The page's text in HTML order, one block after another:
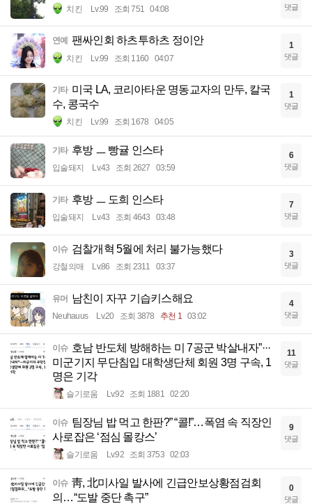
치킨 Lv.99 조회 751 04:08 댓글
연예 팬싸인회 하츠투하츠 정이안
치킨 Lv.99 조회 1160 04:07
1
댓글
기타 미국 LA, 코리아타운 명동교자의 만두, 칼국
수, 콩국수
치킨 Lv.99 조회 1678 04:05
1
댓글
기타 후방 ㅡ 빵귤 인스타
입술돼지 Lv.43 조회 2627 03:59
6
댓글
기타 후방 ㅡ 도희 인스타
입술돼지 Lv.43 조회 4643 03:48
7
댓글
이슈 검찰개혁 5월에 처리 불가능했다
강철의매 Lv.86 조회 2311 03:37
3
댓글
유머 남친이 자꾸 기습키스해요
Neuhauus Lv.20 조회 3878 추천 1 03:02
4
댓글
이슈 호남 반도체 방해하는 미 7공군 박살내자”···
미군기지 무단침입 대학생단체 회원 3명 구속, 1
명은 기각
슬기로움 Lv.92 조회 1881 02:20
11
댓글
이슈 팀장님 밥 먹고 한판?” “콜!”…폭염 속 직장인
사로잡은 ‘점심 몰캉스’
슬기로움 Lv.92 조회 3753 02:03
9
댓글
이슈 靑, 北미사일 발사에 긴급안보상황점검회
의…“도발 중단 촉구”
0
댓글